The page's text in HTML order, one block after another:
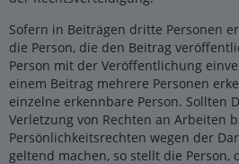
Sofern in Beiträgen dritte Personen
die Person, die den Beitrag
Person mit der Veröffentlichung
einem Beitrag mehrere Personen
einzelne erkennbare Person. Sollten
Verletzung von Rechten an Arbeiten
Persönlichkeitsrechten wegen der
geltend machen, so stellt die Person,